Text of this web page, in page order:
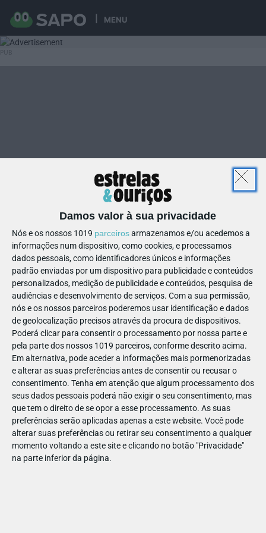
MENU
Damos valor à sua privacidade
Nós e os nossos 1019 parceirosarmazenamos e/ou acedemos a
informações num dispositivo, como cookies, e processamos
dados pessoais, como identificadores únicos e informações
padrão enviadas por um dispositivo para publicidade e conteúdos
personalizados, medição de publicidade e conteúdos, pesquisa de
audiências e desenvolvimento de serviços. Com a sua permissão,
nós e os nossos parceiros poderemos usar identificação e dados
de geolocalização precisos através da procura de dispositivos.
Poderá clicar para consentir o processamento por nossa parte e
pela parte dos nossos 1019 parceiros, conforme descrito acima.
Em alternativa, pode aceder a informações mais pormenorizadas
e alterar as suas preferências antes de consentir ou recusar o
consentimento. Tenha em atenção que algum processamento dos
seus dados pessoais poderá não exigir o seu consentimento, mas
que tem o direito de se opor a esse processamento. As suas
preferências serão aplicadas apenas a este website. Você pode
alterar suas preferências ou retirar seu consentimento a qualquer
momento voltando a este site e clicando no botão "Privacidade"
na parte inferior da página.
23
84897981335818